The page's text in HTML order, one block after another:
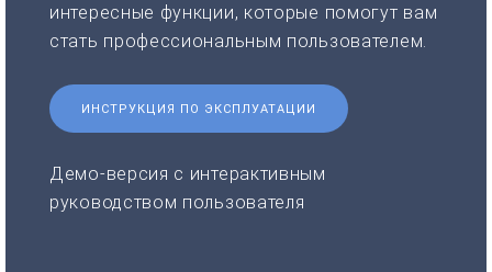
интересные функции, которые помогут вам
стать профессиональным пользователем.
ИНСТРУКЦИЯ ПО ЭКСПЛУАТАЦИИ
Демо-версия с интерактивным
руководством пользователя